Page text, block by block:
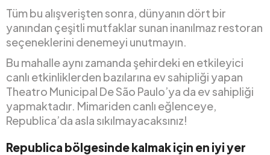
Tüm bu alışverişten sonra, dünyanın dört bir
yanından çeşitli mutfaklar sunan inanılmaz restoran
seçeneklerini denemeyi unutmayın.
Bu mahalle aynı zamanda şehirdeki en etkileyici
canlı etkinliklerden bazılarına ev sahipliği yapan
Theatro Municipal De São Paulo’ya da ev sahipliği
yapmaktadır. Mimariden canlı eğlenceye,
Republica’da asla sıkılmayacaksınız!
Republica bölgesinde kalmak için en iyi yer